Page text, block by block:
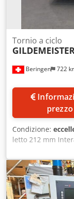
Beringen 722
Tornio a ciclo
prezzo
Condizione:
letto 212 mm
4'000 giri/min
Plus Vari
Nb Ij Sja